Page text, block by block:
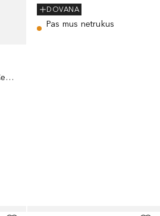
SKIN1004 Madagascar Centella Tea-Trica Mild Peeling Gel
DOVANA
Pas mus netrukus